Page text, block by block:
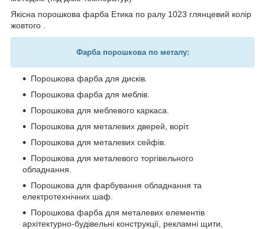
Якісна порошкова фарба Етика по ралу 1023 глянцевий колір
жовтого .
Фарба порошкова по металу:
Порошкова фарба для дисків.
Порошкова фарба для меблів.
Порошкова для меблевого каркаса.
Порошкова для металевих дверей, воріт.
Порошкова для металевих сейфів.
Порошкова для металевого торгівельного
обладнання.
Порошкова для фарбування обладнання та
електротехнічних шаф.
Порошкова фарба для металевих елементів
архітектурно-будівельні конструкції, рекламні щити,